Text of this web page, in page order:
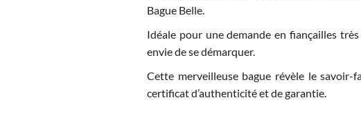
Bague Belle.
Idéale pour une demande en fiançailles
envie de se démarquer.
Cette merveilleuse bague révèle le
certificat d’authenticité et de garantie.